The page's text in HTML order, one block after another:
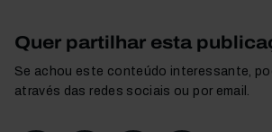
Quer partilhar esta
Se achou este conteúdo interessante,
através das redes sociais ou por email.